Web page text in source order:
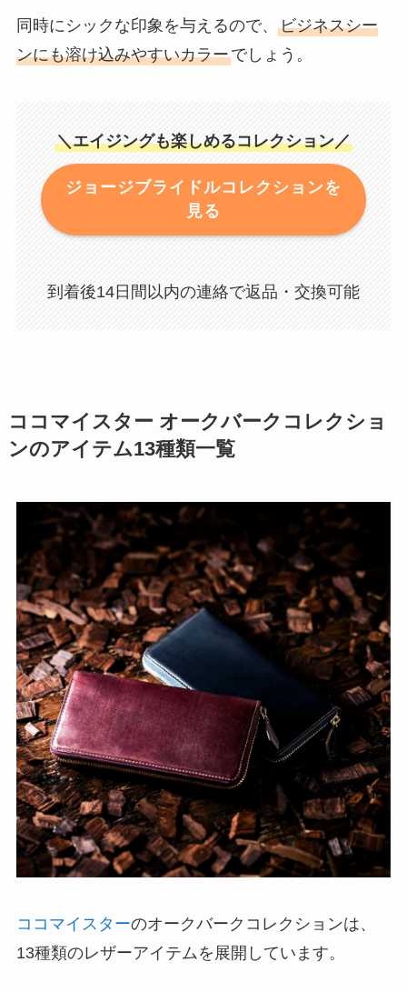
同時にシックな印象を与えるので、 ビジネスシー
ンにも溶け込みやすいカラーでしょう。
＼エイジングも楽しめるコレクション／
ジョージブライドルコレクションを
見る
到着後14日間以内の連絡で返品・交換可能
ココマイスター オークバークコレクショ
ンのアイテム13種類一覧
ココマイスターのオークバークコレクションは、
13種類のレザーアイテムを展開しています。